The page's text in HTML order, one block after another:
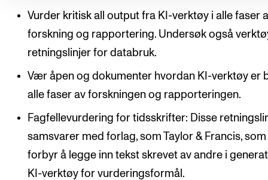
Vurder kritisk all output fra KI-verktøy i alle faser
forskning og rapportering. Undersøk også
retningslinjer for databruk.
Vær åpen og dokumenter hvordan KI-verktøy er
alle faser av forskningen og rapporteringen.
Fagfellevurdering for tidsskrifter: Disse
samsvarer med forlag, som Taylor & Francis, som
forbyr å legge inn tekst skrevet av andre i
KI-verktøy for vurderingsformål.